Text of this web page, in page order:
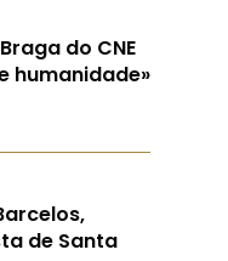
do CNE
humanidade»
de Santa